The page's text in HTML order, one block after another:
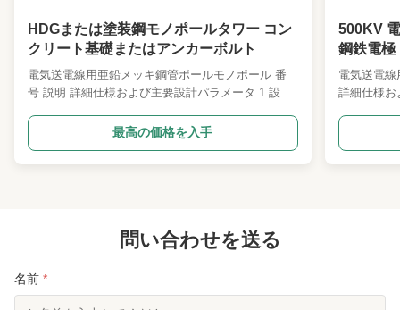
HDGまたは塗装鋼モノポールタワー コン
クリート基礎またはアンカーボルト
電気送電線用亜鉛メッキ鋼管ポールモノポール 番
号 説明 詳細仕様および主要設計パラメータ 1 設計
計荷重 1. クライアントが世界中で指定したアンテ
ナ荷重面積。 2. クライアントの要求に応じた風
速。 3. クライアントが指定したたわみ・ねじれ
たは同等品（ ASTM Gr50またはS355JR） 3. 炭素
構造用鋼：Q235B（ASTM A36また...
最高の価格を入手
500KV
鋼鉄電極
電気送電
詳細仕様お
積。 2. ク
イアントが
問い合わせを送る
名前 *